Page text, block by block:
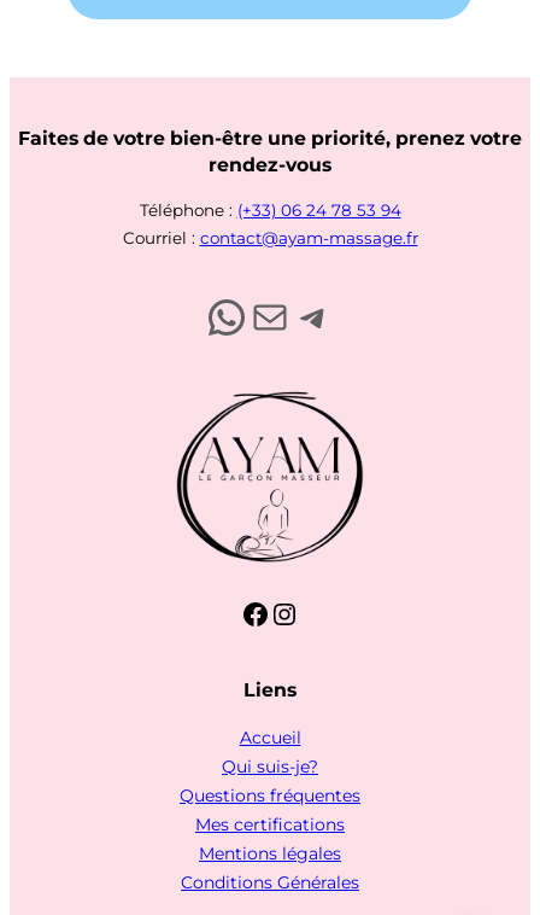
Faites de votre bien-être une priorité, prenez votre
rendez-vous
Téléphone : (+33) 06 24 78 53 94
Courriel : contact@ayam-massage.fr
Contactez-moi par Whatsapp Envoyez-moi un email Contactez-moi par Telegram
Facebook Instagram
Liens
Accueil
Qui suis-je?
Questions fréquentes
Mes certifications
Mentions légales
Conditions Générales